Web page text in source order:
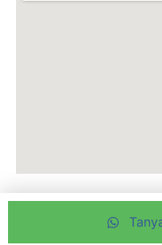
Copyright © 2025 JAF Koi